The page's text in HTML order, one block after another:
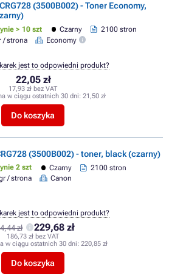
(3500B002) - Toner Economy,
> 10 szt Czarny
2100 stron
/ strona
Economy
22,05 zł
17,93 zł bez VAT
w ciągu ostatnich 30 dni: 21,50 zł
Do koszyka
jest to odpowiedni produkt?
(3500B002) - toner, black (czarny)
2 szt Czarny
2100 stron
/ strona
Canon
zł 229,68 zł
186,73 zł bez VAT
w ciągu ostatnich 30 dni: 220,85 zł
Do koszyka
jest to odpowiedni produkt?